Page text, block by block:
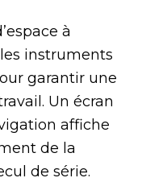
à
instruments
garantir une
Un écran
affiche
de la
de série.